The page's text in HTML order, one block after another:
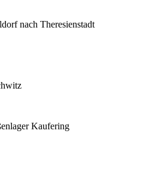
nach Theresienstadt
Kaufering